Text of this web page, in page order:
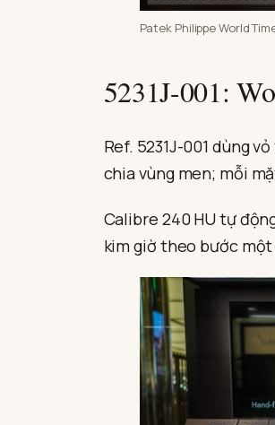
Patek Philippe World
5231J-001:
Ref. 5231J-001 dùng
chia vùng men; mỗi
Calibre 240 HU tự
kim giờ theo bước